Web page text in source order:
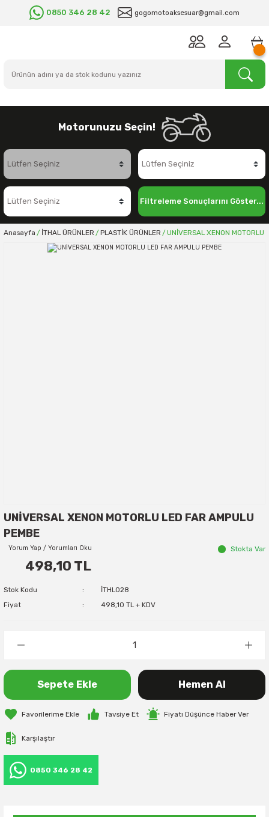
0850 346 28 42 gogomotoaksesuar@gmail.com
Motorunuzu Seçin!
Filtreleme Sonuçlarını Göster...
Anasayfa İTHAL ÜRÜNLER PLASTİK ÜRÜNLER UNİVERSAL XENON MOTORLU
UNİVERSAL XENON MOTORLU LED FAR AMPULU
PEMBE
Yorum Yap / Yorumları Oku Stokta Var
498,10 TL
Stok Kodu
İTHL028
Fiyat
498,10 TL + KDV
Sepete Ekle Hemen Al
Tavsiye Et Fiyatı Düşünce Haber Ver
Karşılaştır
0850 346 28 42